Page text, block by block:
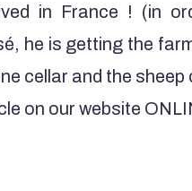
in France ! (in
he is getting the
cellar and the
on our website